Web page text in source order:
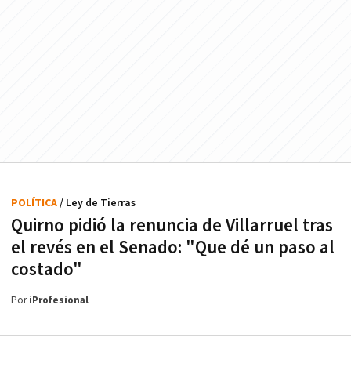
Quirno pidió la renuncia de Villarruel tras
el revés en el Senado: "Que dé un paso al
costado"
POLÍTICA/ Ley de Tierras
PoriProfesional